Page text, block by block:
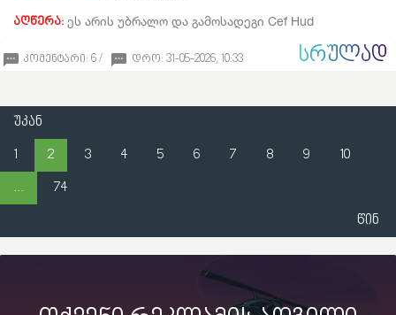
აღწერა: ეს არის უბრალო და გამოსადეგი Cef Hud
კომენტარი: 6 / დრო: 31-05-2026, 10:33 ᲡᲠᲣᲚᲐᲓ
უკან
1
2 3 4 5 6 7 8 9
10
...
74
წინ